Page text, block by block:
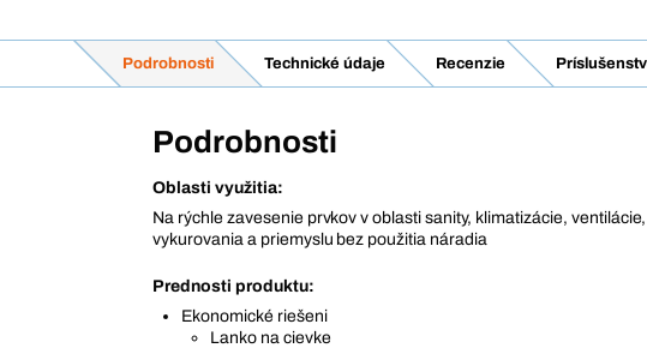
Podrobnosti Technické údaje Recenzie
Podrobnosti
Oblasti využitia:
Na rýchle zavesenie prvkov v oblasti sanity, klimatizácie, ventilácie,
vykurovania a priemyslu bez použitia náradia
Prednosti produktu:
Ekonomické riešeni
Lanko na cievke